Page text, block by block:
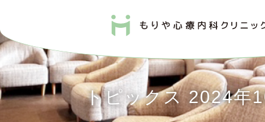
トピックス 2024年